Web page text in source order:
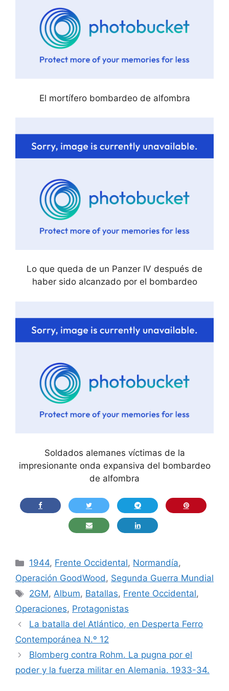
El mortífero bombardeo de alfombra
Lo que queda de un Panzer IV después de
haber sido alcanzado por el bombardeo
Soldados alemanes víctimas de la
impresionante onda expansiva del bombardeo
de alfombra
Categorías
1944, Frente Occidental, Normandía,
Operación GoodWood, Segunda Guerra Mundial
Etiquetas
2GM,Album, Batallas, Frente Occidental,
Operaciones, Protagonistas
La batalla del Atlántico, en Desperta Ferro
Contemporánea N.º 12
Blomberg contra Rohm. La pugna por el
poder y la fuerza militar en Alemania. 1933-34.